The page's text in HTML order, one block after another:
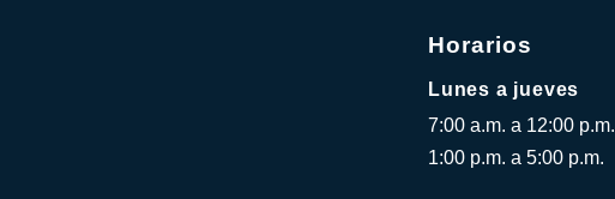
Horarios
Lunes a jueves
7:00 a.m. a 12:00 p.m.
1:00 p.m. a 5:00 p.m.